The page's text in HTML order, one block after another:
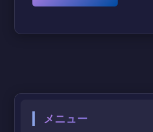
メニュー